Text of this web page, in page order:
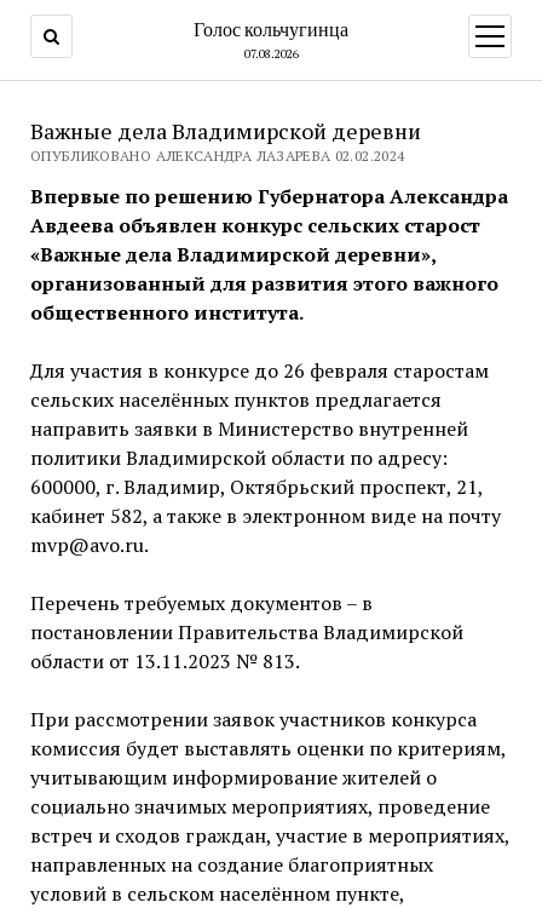
Голос кольчугинца
07.08.2026
меню
Важные дела Владимирской деревни
ОПУБЛИКОВАНО АЛЕКСАНДРА ЛАЗАРЕВА 02.02.2024
Впервые по решению Губернатора Александра
Авдеева объявлен конкурс сельских старост
«Важные дела Владимирской деревни»,
организованный для развития этого важного
общественного института.
Для участия в конкурсе до 26 февраля старостам
сельских населённых пунктов предлагается
направить заявки в Министерство внутренней
политики Владимирской области по адресу:
600000, г. Владимир, Октябрьский проспект, 21,
кабинет 582, а также в электронном виде на почту
mvp@avo.ru.
Перечень требуемых документов – в
постановлении Правительства Владимирской
области от 13.11.2023 № 813.
При рассмотрении заявок участников конкурса
комиссия будет выставлять оценки по критериям,
учитывающим информирование жителей о
социально значимых мероприятиях, проведение
встреч и сходов граждан, участие в мероприятиях,
направленных на создание благоприятных
условий в сельском населённом пункте,